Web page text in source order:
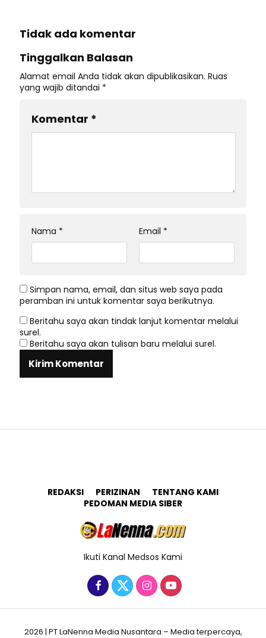
Tidak ada komentar
Tinggalkan Balasan
Alamat email Anda tidak akan dipublikasikan. Ruas
yang wajib ditandai *
Komentar *
Nama * Email *
Simpan nama, email, dan situs web saya pada
peramban ini untuk komentar saya berikutnya.
Beritahu saya akan tindak lanjut komentar melalui
surel.
Beritahu saya akan tulisan baru melalui surel.
REDAKSI PERIZINAN
TENTANG KAMI
PEDOMAN MEDIA SIBER
Ikuti Kanal Medsos Kami
2026 | PT LaNenna Media Nusantara – Media terpercaya,